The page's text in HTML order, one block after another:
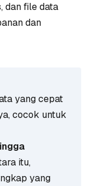
dan file data
dan
yang cepat
cocok untuk
itu,
yang